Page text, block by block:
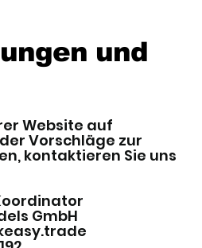
und
Website auf
Vorschläge zur
kontaktieren Sie uns
GmbH